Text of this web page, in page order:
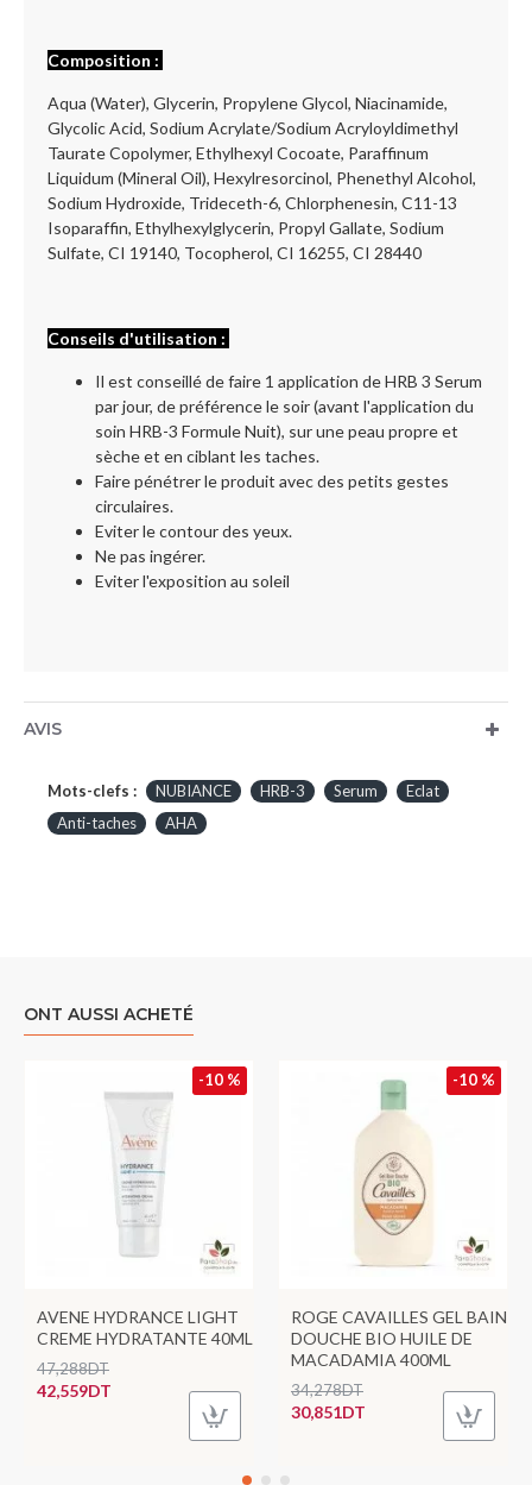
Composition :
Aqua (Water), Glycerin, Propylene Glycol, Niacinamide,
Glycolic Acid, Sodium Acrylate/Sodium Acryloyldimethyl
Taurate Copolymer, Ethylhexyl Cocoate, Paraffinum
Liquidum (Mineral Oil), Hexylresorcinol, Phenethyl Alcohol,
Sodium Hydroxide, Trideceth-6, Chlorphenesin, C11-13
Isoparaffin, Ethylhexylglycerin, Propyl Gallate, Sodium
Sulfate, CI 19140, Tocopherol, CI 16255, CI 28440
Conseils d'utilisation :
Il est conseillé de faire 1 application de HRB 3 Serum
par jour, de préférence le soir (avant l'application du
soin HRB-3 Formule Nuit), sur une peau propre et
sèche et en ciblant les taches.
Faire pénétrer le produit avec des petits gestes
circulaires.
Eviter le contour des yeux.
Ne pas ingérer.
Eviter l'exposition au soleil
AVIS
Mots-clefs : NUBIANCE HRB-3 Serum
Eclat
Anti-taches
AHA
ONT AUSSI ACHETÉ
-10 %
AVENE HYDRANCE LIGHT
CREME HYDRATANTE 40ML
42,559DT
47,288DT
-10 %
ROGE CAVAILLES GEL BAIN
DOUCHE BIO HUILE DE
MACADAMIA 400ML
30,851DT
34,278DT